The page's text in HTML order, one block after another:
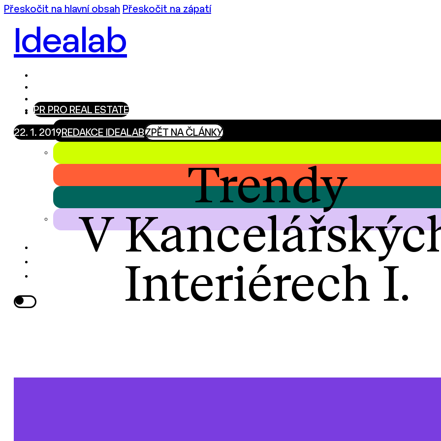
Přeskočit na hlavní obsah Přeskočit na zápatí
Idealab
PR PRO REAL ESTATE
22. 1. 2019 REDAKCE IDEALABZPĚT NA ČLÁNKY
Trendy
V
Interiérech I.